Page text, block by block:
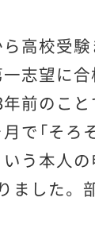
高校受
志望に
前のこと
で「そろ
いう本人
ました。